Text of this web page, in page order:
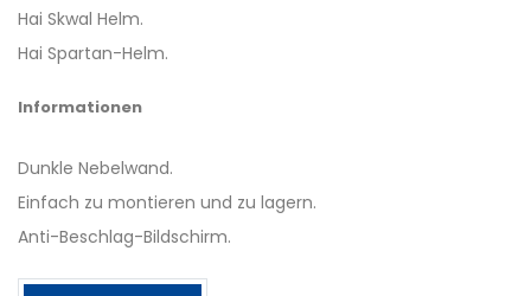
Hai Skwal Helm.
Hai Spartan-Helm.
Informationen
Dunkle Nebelwand.
Einfach zu montieren und zu lagern.
Anti-Beschlag-Bildschirm.